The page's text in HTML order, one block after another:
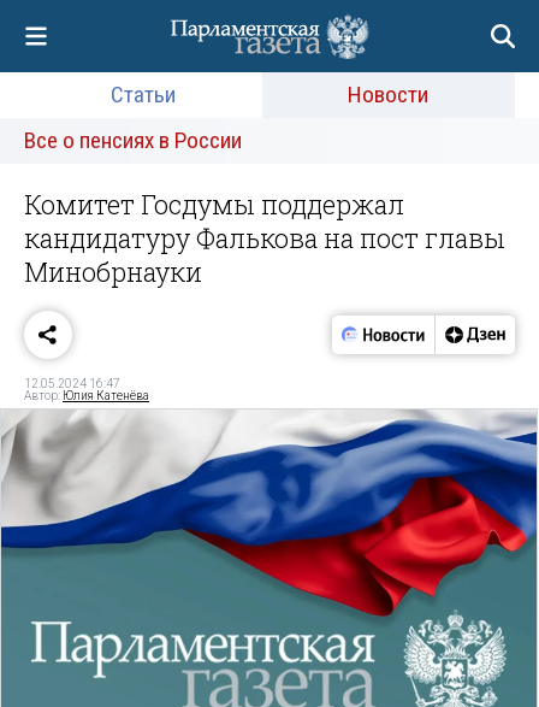
Статьи
Новости
Все о пенсиях в России
Комитет Госдумы поддержал
кандидатуру Фалькова на пост главы
Минобрнауки
12.05.2024 16:47
Автор: Юлия Катенёва